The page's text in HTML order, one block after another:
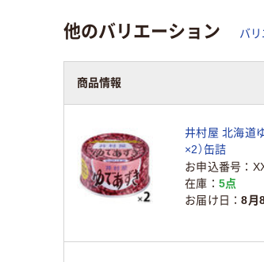
他のバリエーション バ
商品情報
井村屋 北海道
×2）缶詰
お申込番号
在庫
5点
お届け日
8月8